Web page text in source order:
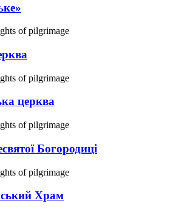
of pilgrimage
of pilgrimage
церква
of pilgrimage
Богородиці
of pilgrimage
Храм